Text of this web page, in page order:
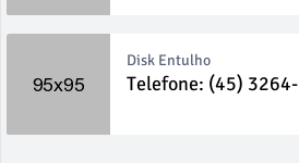
Disk Entulho
Telefone: (45) 3264-